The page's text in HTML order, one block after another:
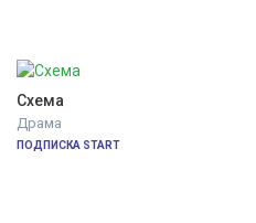
Схема
Драма
ПОДПИСКА START